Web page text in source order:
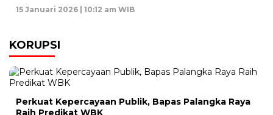
15 Januari 2026 | 10:12 am WIB
KORUPSI
Perkuat Kepercayaan Publik, Bapas Palangka Raya